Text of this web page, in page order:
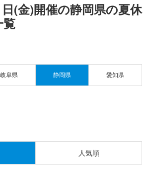
(金)開催の静岡県の夏休
覧
岐阜県 静岡県 愛知県
人気順